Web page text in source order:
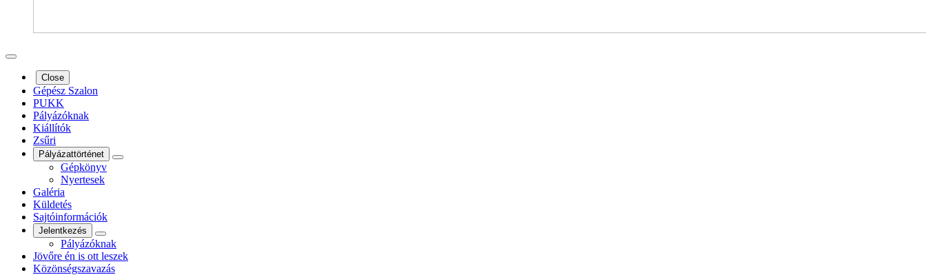
Close
Gépész Szalon
PUKK
Pályázóknak
Kiállítók
Zsűri
Pályázattörténet
Gépkönyv
Nyertesek
Galéria
Küldetés
Sajtóinformációk
Jelentkezés
Pályázóknak
Jövőre én is ott leszek
Közönségszavazás